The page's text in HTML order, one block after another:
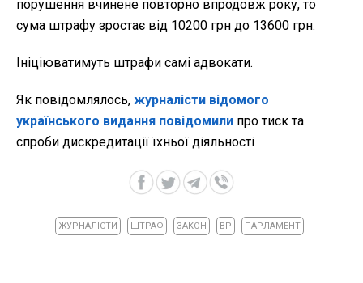
порушення вчинене повторно впродовж року, то
сума штрафу зростає від 10200 грн до 13600 грн.
Ініціюватимуть штрафи самі адвокати.
Як повідомлялось, журналісти відомого
українського видання повідомили про тиск та
спроби дискредитації їхньої діяльності
ЖУРНАЛІСТИ ШТРАФ ЗАКОН ВР ПАРЛАМЕНТ